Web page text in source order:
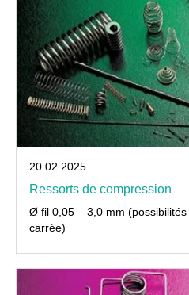
20.02.2025
Ressorts de compression
Ø fil 0,05 – 3,0 mm
carrée)